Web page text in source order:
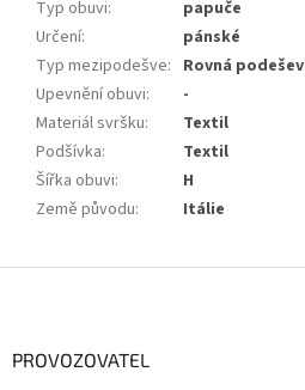
Typ obuvi:
papuče
Určení:
pánské
Typ mezipodešve: Rovná podešev
Upevnění obuvi:
-
Materiál svršku:
Textil
Podšívka:
Textil
Šířka obuvi:
H
Země původu: Itálie
PROVOZOVATEL